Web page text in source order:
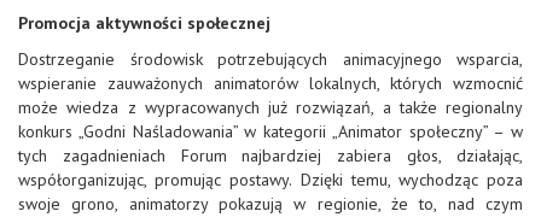
Promocja aktywności społecznej
Dostrzeganie środowisk potrzebujących animacyjnego wsparcia,
wspieranie zauważonych animatorów lokalnych, których wzmocnić
może wiedza z wypracowanych już rozwiązań, a także regionalny
konkurs „Godni Naśladowania” w kategorii „Animator społeczny” – w
tych zagadnieniach Forum najbardziej zabiera głos, działając,
współorganizując, promując postawy. Dzięki temu, wychodząc poza
swoje grono, animatorzy pokazują w regionie, że to, nad czym